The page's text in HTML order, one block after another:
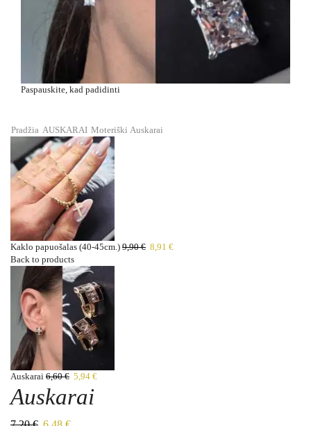
Paspauskite, kad padidinti
Pradžia AUSKARAI Moteriški Auskarai
Kaklo papuošalas (40-45cm.) 9,90€ 8,91 €
Back to products
Auskarai 6,60€ 5,94 €
Auskarai